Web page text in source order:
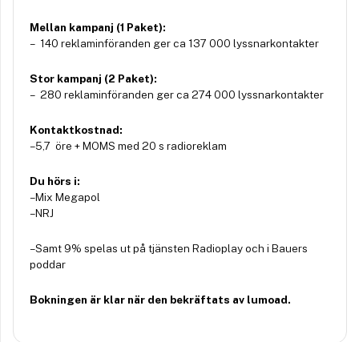
Mellan kampanj (1 Paket):
– 140 reklaminföranden ger ca 137 000 lyssnarkontakter
Stor kampanj (2 Paket):
– 280 reklaminföranden ger ca 274 000 lyssnarkontakter
Kontaktkostnad:
– 5,7 öre + MOMS med 20 s radioreklam
Du hörs i:
– Mix Megapol
– NRJ
– Samt 9% spelas ut på tjänsten Radioplay och i Bauers
poddar
Bokningen är klar när den bekräftats av lumoad.